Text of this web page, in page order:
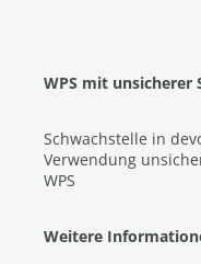
WPS mit
Schwachstelle in
Verwendung
WPS
Weitere